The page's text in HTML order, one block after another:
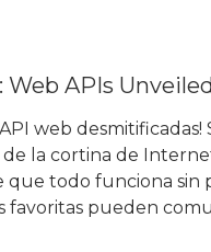
Web APIs
web desmitificadas!
de la cortina de
que todo funciona sin
favoritas pueden